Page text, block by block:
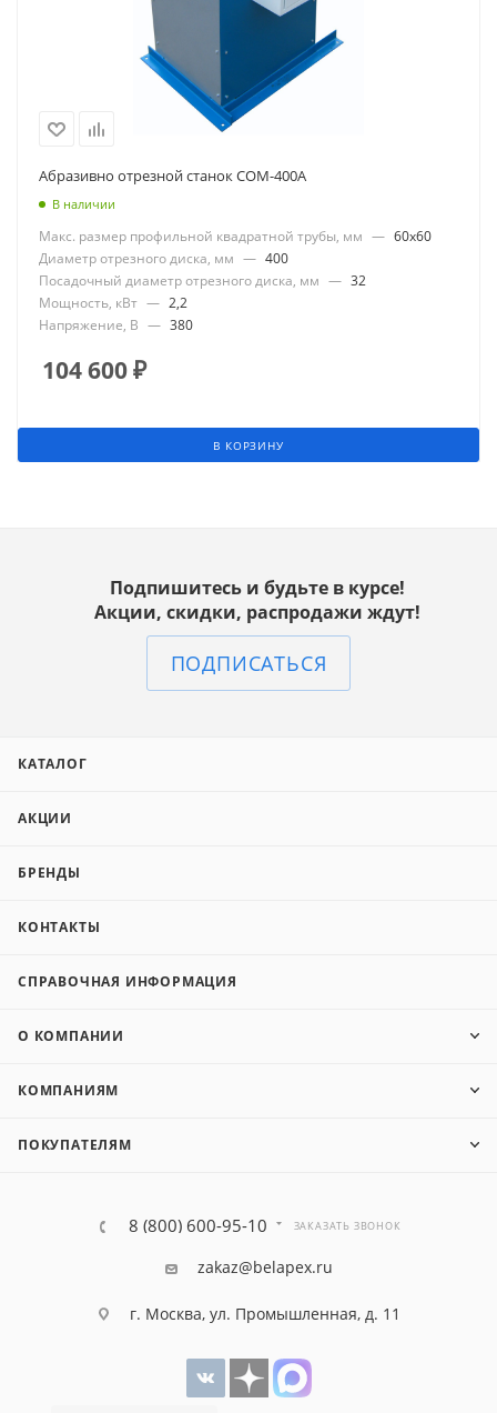
Абразивно отрезной станок СОМ-400А
В наличии
Макс. размер профильной квадратной трубы, мм — 60x60
Диаметр отрезного диска, мм — 400
Посадочный диаметр отрезного диска, мм — 32
Мощность, кВт — 2,2
Напряжение, В — 380
104 600₽
В КОРЗИНУ
Подпишитесь и будьте в курсе!
Акции, скидки, распродажи ждут!
ПОДПИСАТЬСЯ
КАТАЛОГ
АКЦИИ
БРЕНДЫ
КОНТАКТЫ
СПРАВОЧНАЯ ИНФОРМАЦИЯ
О КОМПАНИИ
КОМПАНИЯМ
ПОКУПАТЕЛЯМ
8 (800) 600-95-10 ЗАКАЗАТЬ ЗВОНОК
zakaz@belapex.ru
г. Москва, ул. Промышленная, д. 11